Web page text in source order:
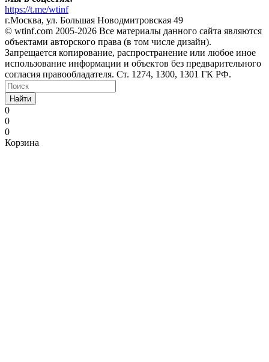
https://t.me/wtinf
г.Москва, ул. Большая Новодмитровская 49
©️ wtinf.com 2005-2026 Все материалы данного сайта являются
объектами авторского права (в том числе дизайн).
Запрещается копирование, распространение или любое иное
использование информации и объектов без предварительного
согласия правообладателя. Ст. 1274, 1300, 1301 ГК РФ.
Найти
0
0
0
Корзина